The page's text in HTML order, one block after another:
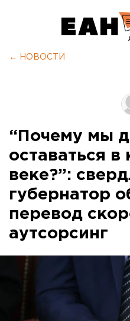
← НОВОСТИ
“Почему мы
оставаться в
веке?”:
губернатор
перевод
аутсорсинг